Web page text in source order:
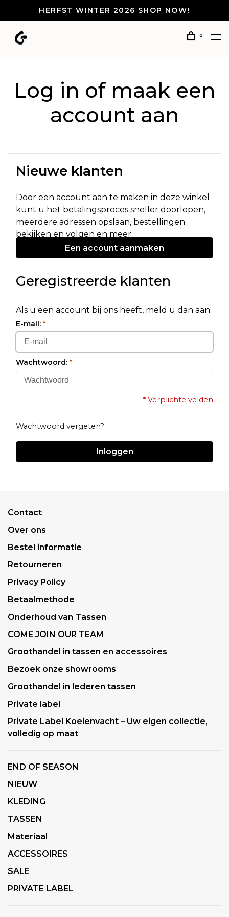
HERFST WINTER 2026 SHOP NOW!
0
Log in of maak een
account aan
Nieuwe klanten
Door een account aan te maken in deze winkel
kunt u het betalingsproces sneller doorlopen,
meerdere adressen opslaan, bestellingen
bekijken en volgen en meer.
Een account aanmaken
Geregistreerde klanten
Als u een account bij ons heeft, meld u dan aan.
E-mail: *
Wachtwoord: *
* Verplichte velden
Wachtwoord vergeten?
Inloggen
Contact
Over ons
Bestel informatie
Retourneren
Privacy Policy
Betaalmethode
Onderhoud van Tassen
COME JOIN OUR TEAM
Groothandel in tassen en accessoires
Bezoek onze showrooms
Groothandel in lederen tassen
Private label
Private Label Koeienvacht – Uw eigen collectie,
volledig op maat
END OF SEASON
NIEUW
KLEDING
TASSEN
Materiaal
ACCESSOIRES
SALE
PRIVATE LABEL